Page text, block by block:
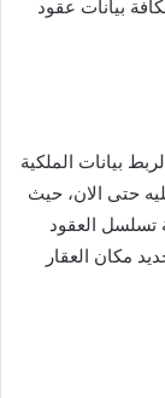
بيانات عقود
بيانات الملكية
حتى الان، حيث
تسلسل العقود
مكان العقار